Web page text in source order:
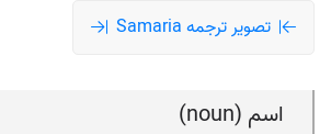
تصویر ترجمه Samaria
اسم (noun)